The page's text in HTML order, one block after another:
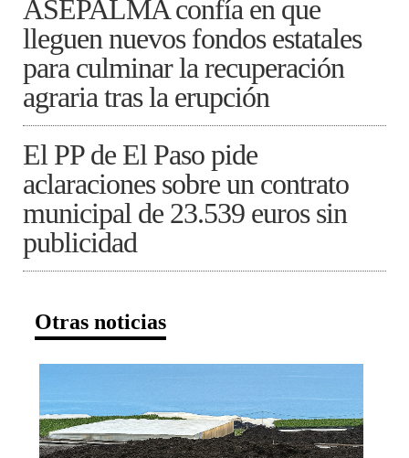
ASEPALMA confía en que
lleguen nuevos fondos estatales
para culminar la recuperación
agraria tras la erupción
El PP de El Paso pide
aclaraciones sobre un contrato
municipal de 23.539 euros sin
publicidad
Otras noticias